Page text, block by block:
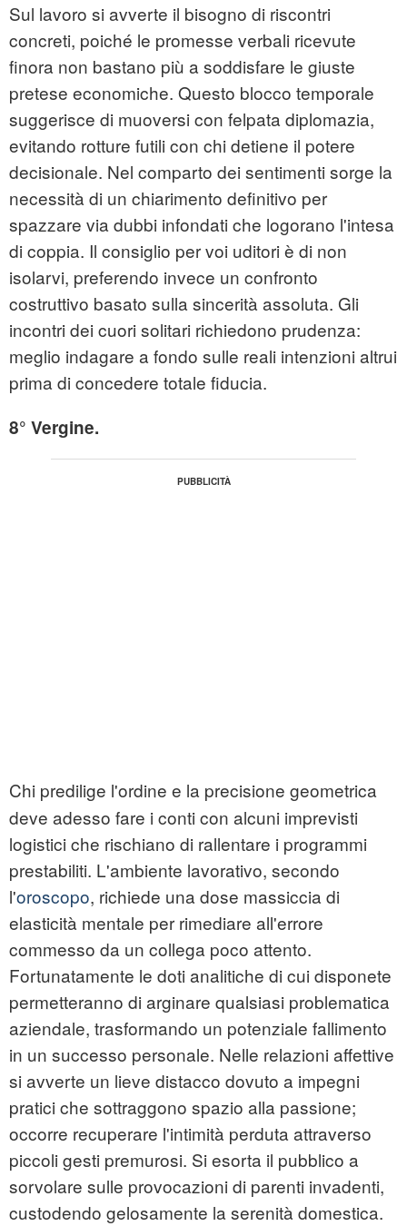
Sul lavoro si avverte il bisogno di riscontri
concreti, poiché le promesse verbali ricevute
finora non bastano più a soddisfare le giuste
pretese economiche. Questo blocco temporale
suggerisce di muoversi con felpata diplomazia,
evitando rotture futili con chi detiene il potere
decisionale. Nel comparto dei sentimenti sorge la
necessità di un chiarimento definitivo per
spazzare via dubbi infondati che logorano l'intesa
di coppia. Il consiglio per voi uditori è di non
isolarvi, preferendo invece un confronto
costruttivo basato sulla sincerità assoluta. Gli
incontri dei cuori solitari richiedono prudenza:
meglio indagare a fondo sulle reali intenzioni altrui
prima di concedere totale fiducia.
8° Vergine.
Chi predilige l'ordine e la precisione geometrica
deve adesso fare i conti con alcuni imprevisti
logistici che rischiano di rallentare i programmi
prestabiliti. L'ambiente lavorativo, secondo
l'oroscopo, richiede una dose massiccia di
elasticità mentale per rimediare all'errore
commesso da un collega poco attento.
Fortunatamente le doti analitiche di cui disponete
permetteranno di arginare qualsiasi problematica
aziendale, trasformando un potenziale fallimento
in un successo personale. Nelle relazioni affettive
si avverte un lieve distacco dovuto a impegni
pratici che sottraggono spazio alla passione;
occorre recuperare l'intimità perduta attraverso
piccoli gesti premurosi. Si esorta il pubblico a
sorvolare sulle provocazioni di parenti invadenti,
custodendo gelosamente la serenità domestica.